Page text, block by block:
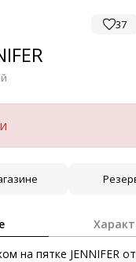
37
на пятке JENNIFER